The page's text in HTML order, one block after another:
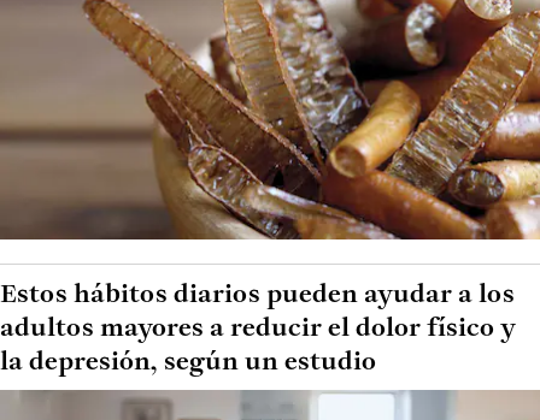
Estos hábitos diarios pueden ayudar a los
adultos mayores a reducir el dolor físico y
la depresión, según un estudio